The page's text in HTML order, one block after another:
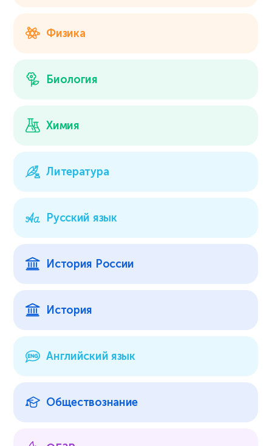
Физика
Биология
Химия
Литература
Русский язык
История России
История
Английский язык
Обществознание